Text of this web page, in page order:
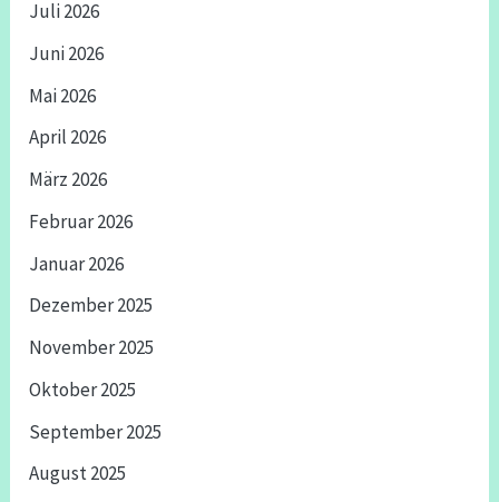
Juli 2026
Juni 2026
Mai 2026
April 2026
März 2026
Februar 2026
Januar 2026
Dezember 2025
November 2025
Oktober 2025
September 2025
August 2025